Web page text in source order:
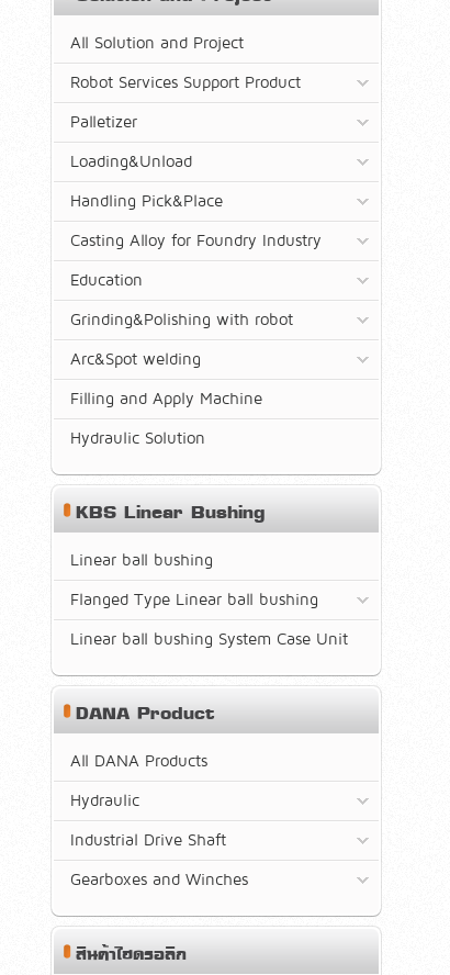
All Solution and Project
Robot Services Support Product
Palletizer
Loading&Unload
Handling Pick&Place
Casting Alloy for Foundry Industry
Education
Grinding&Polishing with robot
Arc&Spot welding
Filling and Apply Machine
Hydraulic Solution
KBS Linear Bushing
Linear ball bushing
Flanged Type Linear ball bushing
Linear ball bushing System Case Unit
DANA Product
All DANA Products
Hydraulic
Industrial Drive Shaft
Gearboxes and Winches
สินค้าไฮดรอลิก